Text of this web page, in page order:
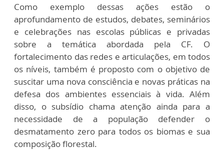
Como exemplo dessas ações estão o
aprofundamento de estudos, debates, seminários
e celebrações nas escolas públicas e privadas
sobre a temática abordada pela CF. O
fortalecimento das redes e articulações, em todos
os níveis, também é proposto com o objetivo de
suscitar uma nova consciência e novas práticas na
defesa dos ambientes essenciais à vida. Além
disso, o subsídio chama atenção ainda para a
necessidade de a população defender o
desmatamento zero para todos os biomas e sua
composição florestal.